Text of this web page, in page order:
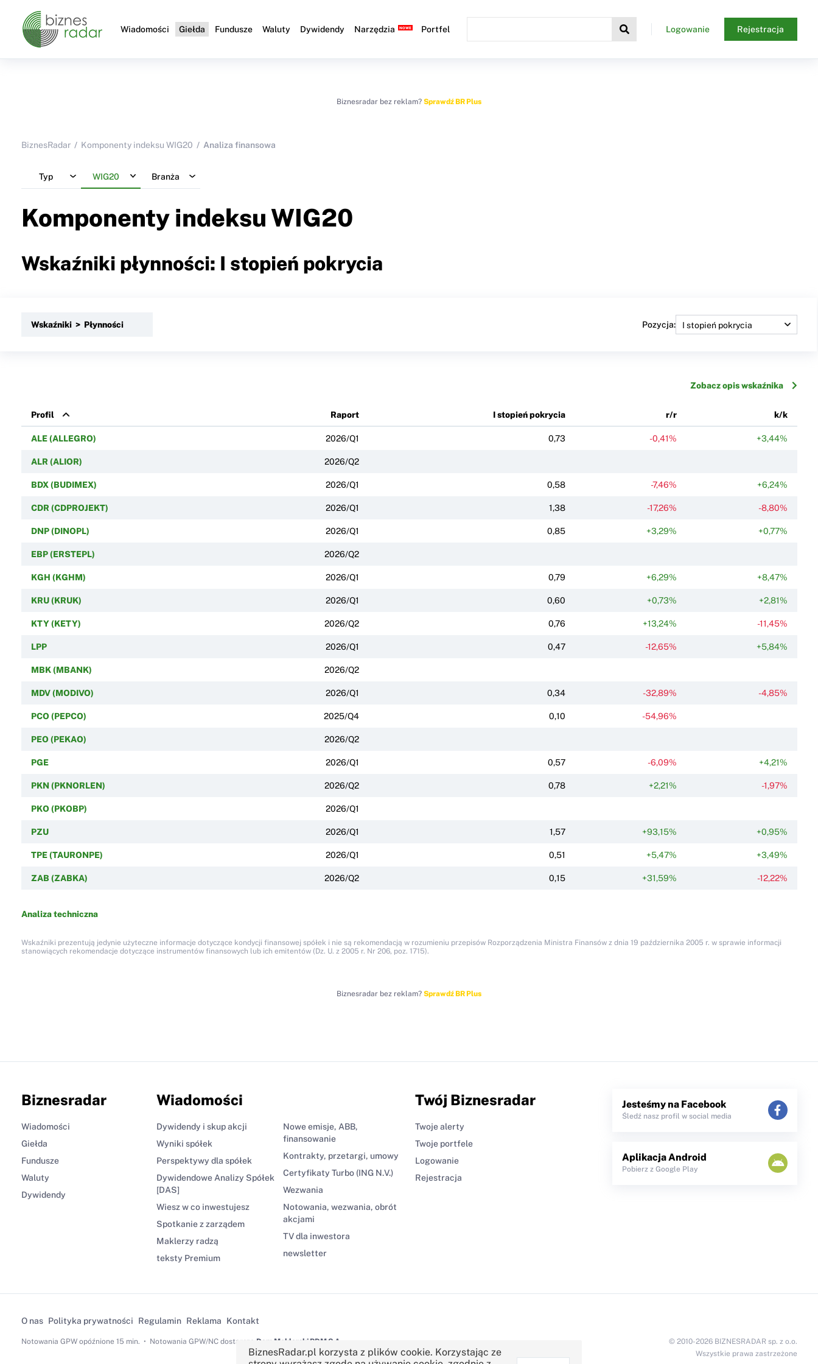
Wiadomości Giełda Fundusze Waluty Dywidendy Narzędzia Portfel Logowanie Rejestracja
Biznesradar bez reklam? Sprawdź BR Plus
BiznesRadar Komponenty indeksu WIG20 Analiza finansowa
Typ WIG20 Branża
Komponenty indeksuWIG20
Wskaźniki płynności: I stopień pokrycia
Wskaźniki > Płynności Pozycja:
Zobacz opis wskaźnika
Profil Raport I stopień pokrycia r/r k/k
ALE (ALLEGRO) 2026/Q1 0,73 -0,41% +3,44%
ALR (ALIOR) 2026/Q2
BDX (BUDIMEX) 2026/Q1 0,58 -7,46% +6,24%
CDR (CDPROJEKT) 2026/Q1 1,38 -17,26% -8,80%
DNP (DINOPL) 2026/Q1 0,85 +3,29% +0,77%
EBP (ERSTEPL) 2026/Q2
KGH (KGHM) 2026/Q1 0,79 +6,29% +8,47%
KRU (KRUK) 2026/Q1 0,60 +0,73% +2,81%
KTY (KETY) 2026/Q2 0,76 +13,24% -11,45%
LPP 2026/Q1 0,47 -12,65% +5,84%
MBK (MBANK) 2026/Q2
MDV (MODIVO) 2026/Q1 0,34 -32,89% -4,85%
PCO (PEPCO) 2025/Q4 0,10 -54,96%
PEO (PEKAO) 2026/Q2
PGE 2026/Q1 0,57 -6,09% +4,21%
PKN (PKNORLEN) 2026/Q2 0,78 +2,21% -1,97%
PKO (PKOBP) 2026/Q1
PZU 2026/Q1 1,57 +93,15% +0,95%
TPE (TAURONPE) 2026/Q1 0,51 +5,47% +3,49%
ZAB (ZABKA) 2026/Q2 0,15 +31,59% -12,22%
Analiza techniczna
Wskaźniki prezentują jedynie użyteczne informacje dotyczące kondycji finansowej spółek i nie są rekomendacją w rozumieniu przepisów Rozporządzenia Ministra Finansów z dnia 19 października 2005 r. w sprawie informacji
stanowiących rekomendacje dotyczące instrumentów finansowych lub ich emitentów (Dz. U. z 2005 r. Nr 206, poz. 1715).
Biznesradar bez reklam? Sprawdź BR Plus
Biznesradar
Wiadomości
Giełda
Fundusze
Waluty
Dywidendy
Wiadomości
Dywidendy i skup akcji
Wyniki spółek
Perspektywy dla spółek
Dywidendowe Analizy Spółek
[DAS]
Wiesz w co inwestujesz
Spotkanie z zarządem
Maklerzy radzą
teksty Premium
Nowe emisje, ABB,
finansowanie
Kontrakty, przetargi, umowy
Certyfikaty Turbo (ING N.V.)
Wezwania
Notowania, wezwania, obrót
akcjami
TV dla inwestora
newsletter
Twój Biznesradar
Twoje alerty
Twoje portfele
Logowanie
Rejestracja
Jesteśmy na Facebook
Śledź nasz profil w social media
Aplikacja Android
Pobierz z Google Play
O nas Polityka prywatności Regulamin Reklama Kontakt
Notowania GPWopóźnione 15 min. Notowania GPW/NC dostarcza Dom Maklerski BDM S.A.
© 2010-2026 BIZNESRADAR sp. z o.o.
Wszystkie prawa zastrzeżone
BiznesRadar.pl korzysta z plików cookie. Korzystając ze